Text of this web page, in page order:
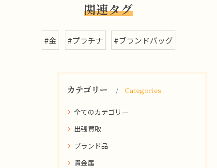
関連タグ
#金 #プラチナ #ブランドバッグ
カテゴリー Categories
全てのカテゴリー
出張買取
ブランド品
貴金属